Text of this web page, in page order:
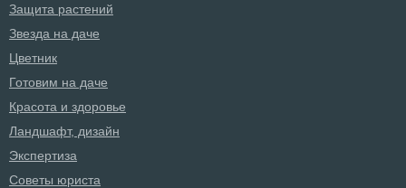
Защита растений
Звезда на даче
Цветник
Готовим на даче
Красота и здоровье
Ландшафт, дизайн
Экспертиза
Советы юриста